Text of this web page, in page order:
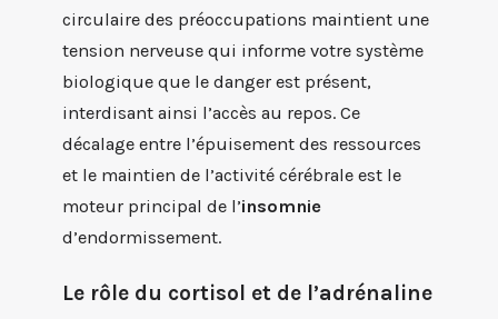
circulaire des préoccupations maintient une
tension nerveuse qui informe votre système
biologique que le danger est présent,
interdisant ainsi l’accès au repos. Ce
décalage entre l’épuisement des ressources
et le maintien de l’activité cérébrale est le
moteur principal de l’insomnie
d’endormissement.
Le rôle du cortisol et de l’adrénaline